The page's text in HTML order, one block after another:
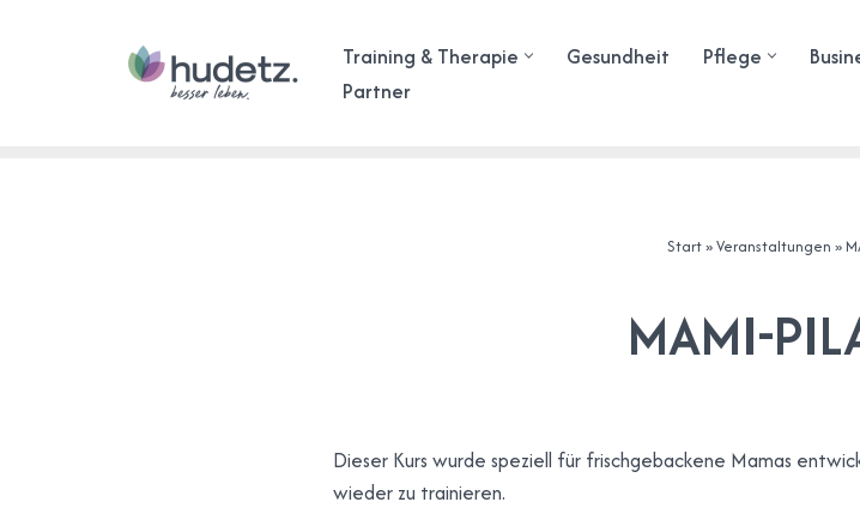
Training & Therapie Gesundheit Pflege
Partner
Start»Veranstaltungen »
MAMI-
Dieser Kurs wurde speziell für frischgebackene Mamas
wieder zu trainieren.